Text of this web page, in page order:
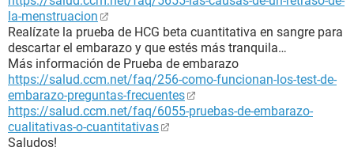
la-menstruacion
Realízate la prueba de HCG beta cuantitativa en sangre para
descartar el embarazo y que estés más tranquila…
Más información de Prueba de embarazo
https://salud.ccm.net/faq/256-como-funcionan-los-test-de-
embarazo-preguntas-frecuentes
https://salud.ccm.net/faq/6055-pruebas-de-embarazo-
cualitativas-o-cuantitativas
Saludos!